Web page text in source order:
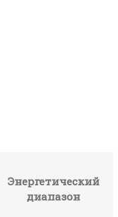
Энергетический
диапазон